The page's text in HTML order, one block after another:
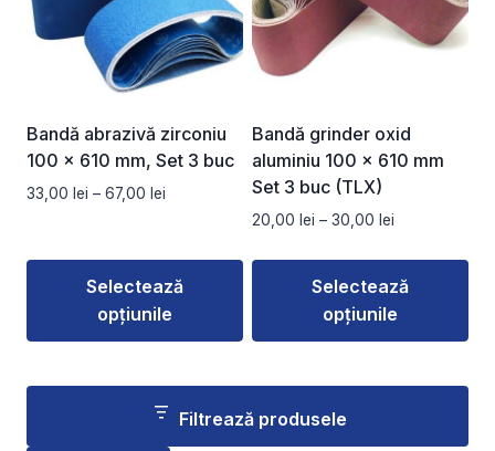
multe
variații.
Opțiunile
fi
alese
pagina
multe
variații.
Opțiunile
fi
alese
în
produsului.
Bandă abrazivă zirconiu
100 x 610 mm, Set 3 buc
33,00 lei – 67,00 lei
33,00 lei
până
la
Selectează
opțiunile
produs
Bandă grinder oxid
aluminiu 100 x 610 mm
Set 3 buc (TLX)
20,00 lei – 30,00 lei
prețuri:
20,00 lei
până
Selectează
opțiunile
produs
are
mai
Filtrează produsele